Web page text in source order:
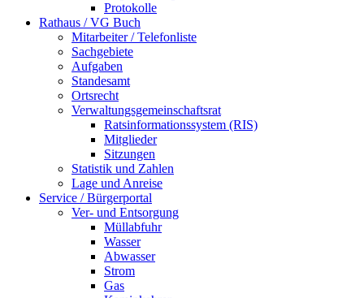
Protokolle
Rathaus / VG Buch
Mitarbeiter / Telefonliste
Sachgebiete
Aufgaben
Standesamt
Ortsrecht
Verwaltungsgemeinschaftsrat
Ratsinformationssystem (RIS)
Mitglieder
Sitzungen
Statistik und Zahlen
Lage und Anreise
Service / Bürgerportal
Ver- und Entsorgung
Müllabfuhr
Wasser
Abwasser
Strom
Gas